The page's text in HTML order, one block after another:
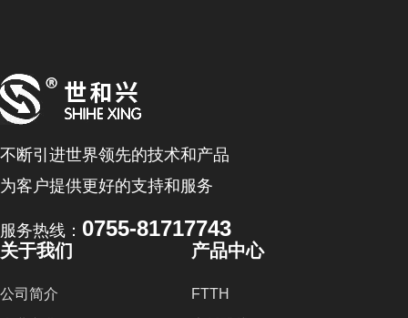
不断引进世界领先的技术和产品
为客户提供更好的支持和服务
服务热线： 0755-81717743
关于我们
公司简介
产品中心
FTTH